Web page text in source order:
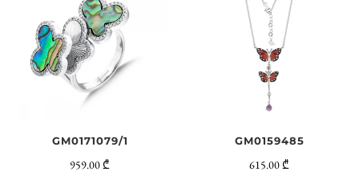
GM0171079/1
959.00 ₾
GM0159485
615.00 ₾